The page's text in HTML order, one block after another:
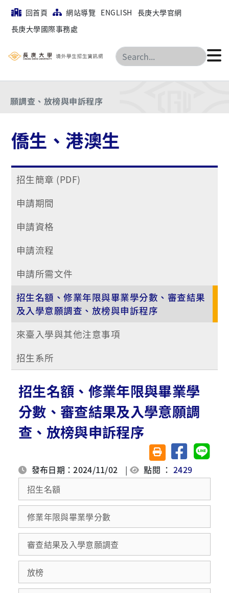
回首頁 網站導覽 ENGLISH 長庚大學官網
長庚大學國際事務處
搜尋
首頁
僑生、港澳生
願調查、放榜與申訴程序
僑生、港澳生
招生簡章 (PDF)
申請期間
申請資格
申請流程
申請所需文件
招生名額、修業年限與畢業學分數、審查結果
及入學意願調查、放榜與申訴程序
來臺入學與其他注意事項
招生系所
招生名額、修業年限與畢業學
分數、審查結果及入學意願調
查、放榜與申訴程序
友善列印(另開視窗)
分享至臉書分享
發布日期：2024/11/02 | 點閱 ：2429
招生名額
修業年限與畢業學分數
審查結果及入學意願調查
放榜